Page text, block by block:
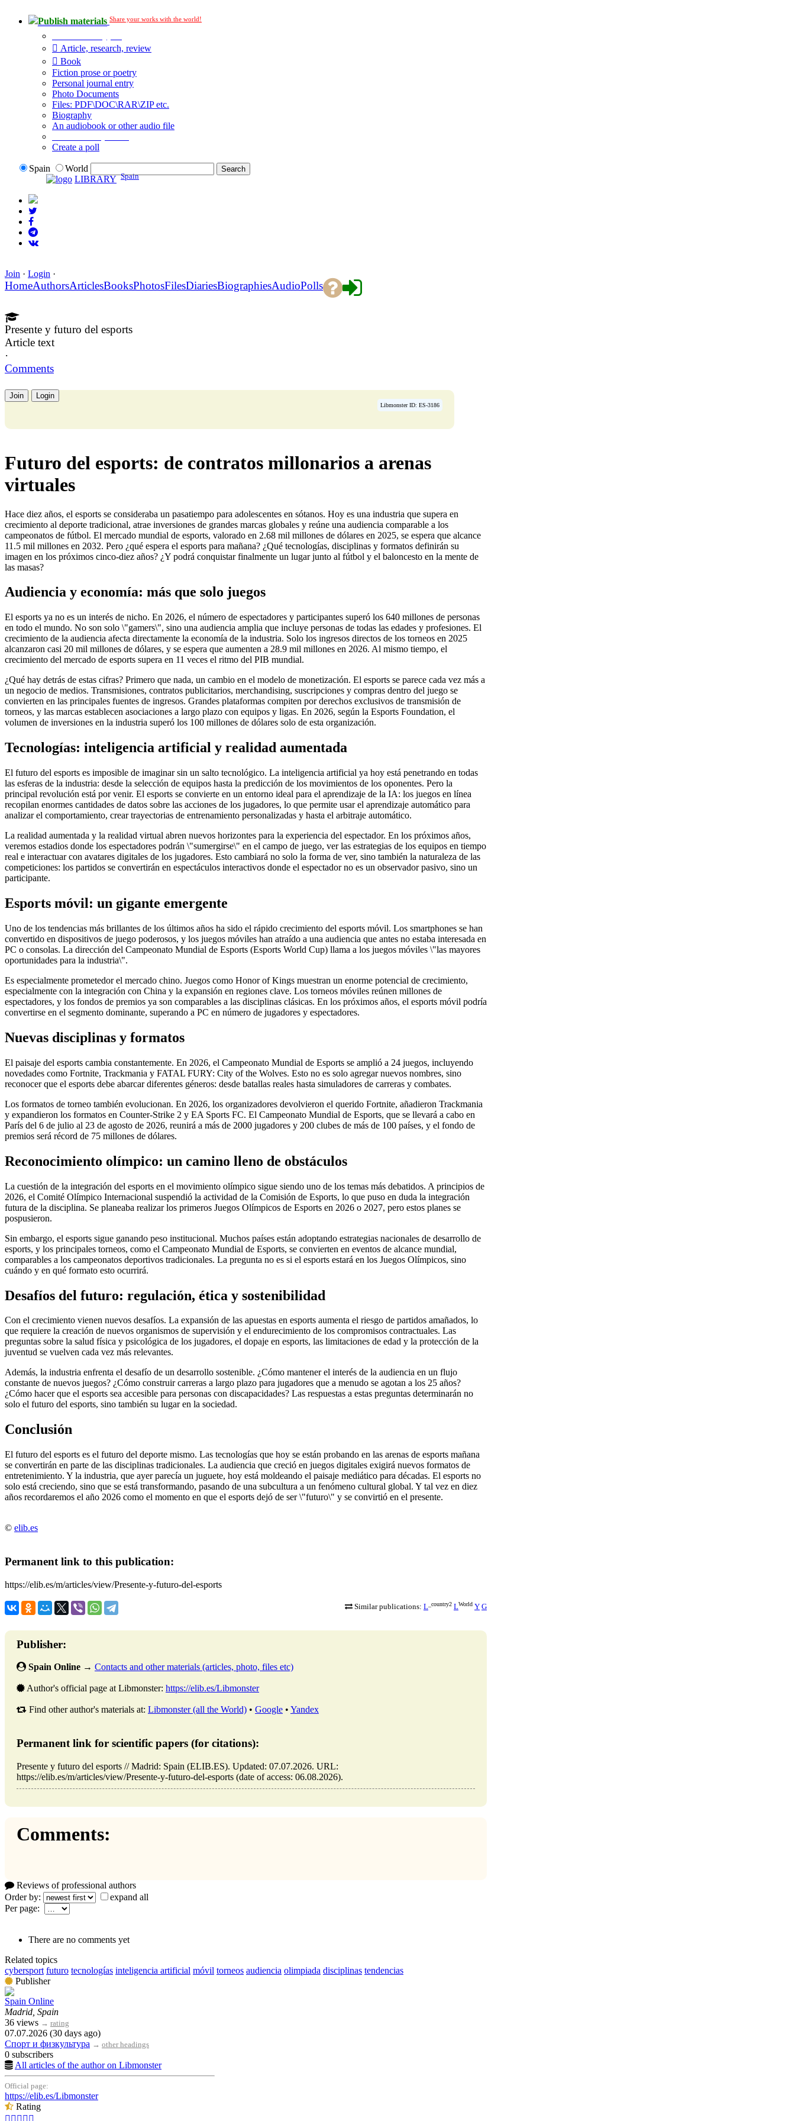
Publish materials Share your works with the world!
Article, research, review
Book
Fiction prose or poetry
Personal journal entry
Photo Documents
Files: PDF\DOC\RAR\ZIP etc.
Biography
An audiobook or other audio file
Create a poll
Spain
World
LIBRARY Spain
Join · Login ·
HomeAuthorsArticlesBooksPhotosFilesDiariesBiographiesAudioPolls
Presente y futuro del esports
Article text
·
Comments
Join Login
Libmonster ID: ES-3186
Futuro del esports: de contratos millonarios a arenas
virtuales
Hace diez años, el esports se consideraba un pasatiempo para adolescentes en sótanos. Hoy es una industria que supera en
crecimiento al deporte tradicional, atrae inversiones de grandes marcas globales y reúne una audiencia comparable a los
campeonatos de fútbol. El mercado mundial de esports, valorado en 2.68 mil millones de dólares en 2025, se espera que alcance
11.5 mil millones en 2032. Pero ¿qué espera el esports para mañana? ¿Qué tecnologías, disciplinas y formatos definirán su
imagen en los próximos cinco-diez años? ¿Y podrá conquistar finalmente un lugar junto al fútbol y el baloncesto en la mente de
las masas?
Audiencia y economía: más que solo juegos
El esports ya no es un interés de nicho. En 2026, el número de espectadores y participantes superó los 640 millones de personas
en todo el mundo. No son solo \"gamers\", sino una audiencia amplia que incluye personas de todas las edades y profesiones. El
crecimiento de la audiencia afecta directamente la economía de la industria. Solo los ingresos directos de los torneos en 2025
alcanzaron casi 20 mil millones de dólares, y se espera que aumenten a 28.9 mil millones en 2026. Al mismo tiempo, el
crecimiento del mercado de esports supera en 11 veces el ritmo del PIB mundial.
¿Qué hay detrás de estas cifras? Primero que nada, un cambio en el modelo de monetización. El esports se parece cada vez más a
un negocio de medios. Transmisiones, contratos publicitarios, merchandising, suscripciones y compras dentro del juego se
convierten en las principales fuentes de ingresos. Grandes plataformas compiten por derechos exclusivos de transmisión de
torneos, y las marcas establecen asociaciones a largo plazo con equipos y ligas. En 2026, según la Esports Foundation, el
volumen de inversiones en la industria superó los 100 millones de dólares solo de esta organización.
Tecnologías: inteligencia artificial y realidad aumentada
El futuro del esports es imposible de imaginar sin un salto tecnológico. La inteligencia artificial ya hoy está penetrando en todas
las esferas de la industria: desde la selección de equipos hasta la predicción de los movimientos de los oponentes. Pero la
principal revolución está por venir. El esports se convierte en un entorno ideal para el aprendizaje de la IA: los juegos en línea
recopilan enormes cantidades de datos sobre las acciones de los jugadores, lo que permite usar el aprendizaje automático para
analizar el comportamiento, crear trayectorias de entrenamiento personalizadas y hasta el arbitraje automático.
La realidad aumentada y la realidad virtual abren nuevos horizontes para la experiencia del espectador. En los próximos años,
veremos estadios donde los espectadores podrán \"sumergirse\" en el campo de juego, ver las estrategias de los equipos en tiempo
real e interactuar con avatares digitales de los jugadores. Esto cambiará no solo la forma de ver, sino también la naturaleza de las
competiciones: los partidos se convertirán en espectáculos interactivos donde el espectador no es un observador pasivo, sino un
participante.
Esports móvil: un gigante emergente
Uno de los tendencias más brillantes de los últimos años ha sido el rápido crecimiento del esports móvil. Los smartphones se han
convertido en dispositivos de juego poderosos, y los juegos móviles han atraído a una audiencia que antes no estaba interesada en
PC o consolas. La dirección del Campeonato Mundial de Esports (Esports World Cup) llama a los juegos móviles \"las mayores
oportunidades para la industria\".
Es especialmente prometedor el mercado chino. Juegos como Honor of Kings muestran un enorme potencial de crecimiento,
especialmente con la integración con China y la expansión en regiones clave. Los torneos móviles reúnen millones de
espectadores, y los fondos de premios ya son comparables a las disciplinas clásicas. En los próximos años, el esports móvil podría
convertirse en el segmento dominante, superando a PC en número de jugadores y espectadores.
Nuevas disciplinas y formatos
El paisaje del esports cambia constantemente. En 2026, el Campeonato Mundial de Esports se amplió a 24 juegos, incluyendo
novedades como Fortnite, Trackmania y FATAL FURY: City of the Wolves. Esto no es solo agregar nuevos nombres, sino
reconocer que el esports debe abarcar diferentes géneros: desde batallas reales hasta simuladores de carreras y combates.
Los formatos de torneo también evolucionan. En 2026, los organizadores devolvieron el querido Fortnite, añadieron Trackmania
y expandieron los formatos en Counter-Strike 2 y EA Sports FC. El Campeonato Mundial de Esports, que se llevará a cabo en
París del 6 de julio al 23 de agosto de 2026, reunirá a más de 2000 jugadores y 200 clubes de más de 100 países, y el fondo de
premios será récord de 75 millones de dólares.
Reconocimiento olímpico: un camino lleno de obstáculos
La cuestión de la integración del esports en el movimiento olímpico sigue siendo uno de los temas más debatidos. A principios de
2026, el Comité Olímpico Internacional suspendió la actividad de la Comisión de Esports, lo que puso en duda la integración
futura de la disciplina. Se planeaba realizar los primeros Juegos Olímpicos de Esports en 2026 o 2027, pero estos planes se
pospusieron.
Sin embargo, el esports sigue ganando peso institucional. Muchos países están adoptando estrategias nacionales de desarrollo de
esports, y los principales torneos, como el Campeonato Mundial de Esports, se convierten en eventos de alcance mundial,
comparables a los campeonatos deportivos tradicionales. La pregunta no es si el esports estará en los Juegos Olímpicos, sino
cuándo y en qué formato esto ocurrirá.
Desafíos del futuro: regulación, ética y sostenibilidad
Con el crecimiento vienen nuevos desafíos. La expansión de las apuestas en esports aumenta el riesgo de partidos amañados, lo
que requiere la creación de nuevos organismos de supervisión y el endurecimiento de los compromisos contractuales. Las
preguntas sobre la salud física y psicológica de los jugadores, el dopaje en esports, las limitaciones de edad y la protección de la
juventud se vuelven cada vez más relevantes.
Además, la industria enfrenta el desafío de un desarrollo sostenible. ¿Cómo mantener el interés de la audiencia en un flujo
constante de nuevos juegos? ¿Cómo construir carreras a largo plazo para jugadores que a menudo se agotan a los 25 años?
¿Cómo hacer que el esports sea accesible para personas con discapacidades? Las respuestas a estas preguntas determinarán no
solo el futuro del esports, sino también su lugar en la sociedad.
Conclusión
El futuro del esports es el futuro del deporte mismo. Las tecnologías que hoy se están probando en las arenas de esports mañana
se convertirán en parte de las disciplinas tradicionales. La audiencia que creció en juegos digitales exigirá nuevos formatos de
entretenimiento. Y la industria, que ayer parecía un juguete, hoy está moldeando el paisaje mediático para décadas. El esports no
solo está creciendo, sino que se está transformando, pasando de una subcultura a un fenómeno cultural global. Y tal vez en diez
años recordaremos el año 2026 como el momento en que el esports dejó de ser \"futuro\" y se convirtió en el presente.
© elib.es
Permanent link to this publication:
https://elib.es/m/articles/view/Presente-y-futuro-del-esports
Similar publications: L _country2 LWorld Y G
Publisher:
Spain Online → Contacts and other materials (articles, photo, files etc)
Author's official page at Libmonster: https://elib.es/Libmonster
Find other author's materials at: Libmonster (all the World) • Google • Yandex
Permanent link for scientific papers (for citations):
Presente y futuro del esports // Madrid: Spain (ELIB.ES). Updated: 07.07.2026. URL:
https://elib.es/m/articles/view/Presente-y-futuro-del-esports (date of access: 06.08.2026).
Comments:
Reviews of professional authors
Order by:
expand all
Per page:
There are no comments yet
Related topics
cybersport futuro tecnologías inteligencia artificial móvil torneos audiencia olimpiada disciplinas tendencias
Publisher
Spain Online
Madrid, Spain
36 views → rating
07.07.2026 (30 days ago)
Спорт и физкультура → other headings
0 subscribers
All articles of the author on Libmonster
Official page:
https://elib.es/Libmonster
Rating